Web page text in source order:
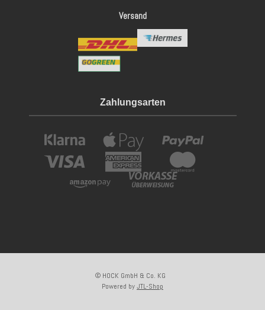
Versand
Zahlungsarten
© HOCK GmbH & Co. KG
Powered byJTL-Shop